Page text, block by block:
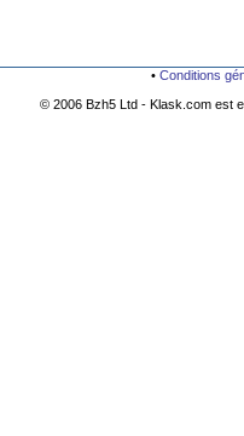
• Conditions
© 2006 Bzh5 Ltd - Klask.com est